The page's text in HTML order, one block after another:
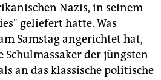
Nazis, in seinem
geliefert hatte. Was
Samstag angerichtet hat,
der jüngsten
an das klassische politische